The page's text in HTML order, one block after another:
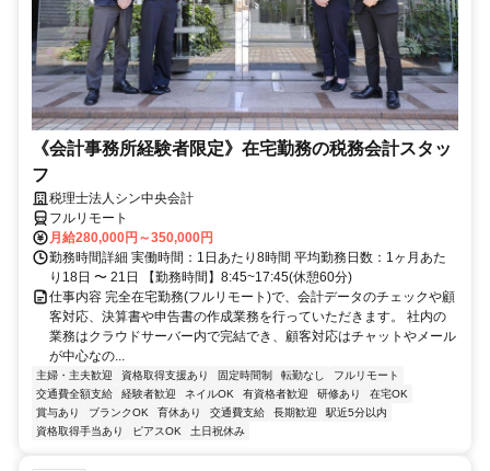
《会計事務所経験者限定》在宅勤務の税務会計スタッ
フ
税理士法人シン中央会計
フルリモート
月給280,000円～350,000円
勤務時間詳細 実働時間：1日あたり8時間 平均勤務日数：1ヶ月あた
り18日 〜 21日 【勤務時間】8:45~17:45(休憩60分)
仕事内容 完全在宅勤務(フルリモート)で、会計データのチェックや顧
客対応、決算書や申告書の作成業務を行っていただきます。 社内の
業務はクラウドサーバー内で完結でき、顧客対応はチャットやメール
が中心なの...
主婦・主夫歓迎 資格取得支援あり 固定時間制 転勤なし
フルリモート
交通費全額支給
経験者歓迎 ネイルOK 有資格者歓迎 研修あり
在宅OK
賞与あり
ブランクOK 育休あり 交通費支給 長期歓迎
駅近5分以内
資格取得手当あり
ピアスOK 土日祝休み